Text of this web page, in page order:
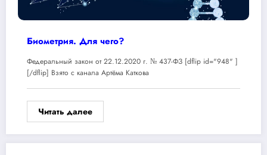
Биометрия. Для чего?
Федеральный закон от 22.12.2020 г. № 437-ФЗ [dflip id="948" ]
[/dflip] Взято с канала Артёма Каткова
Читать далее